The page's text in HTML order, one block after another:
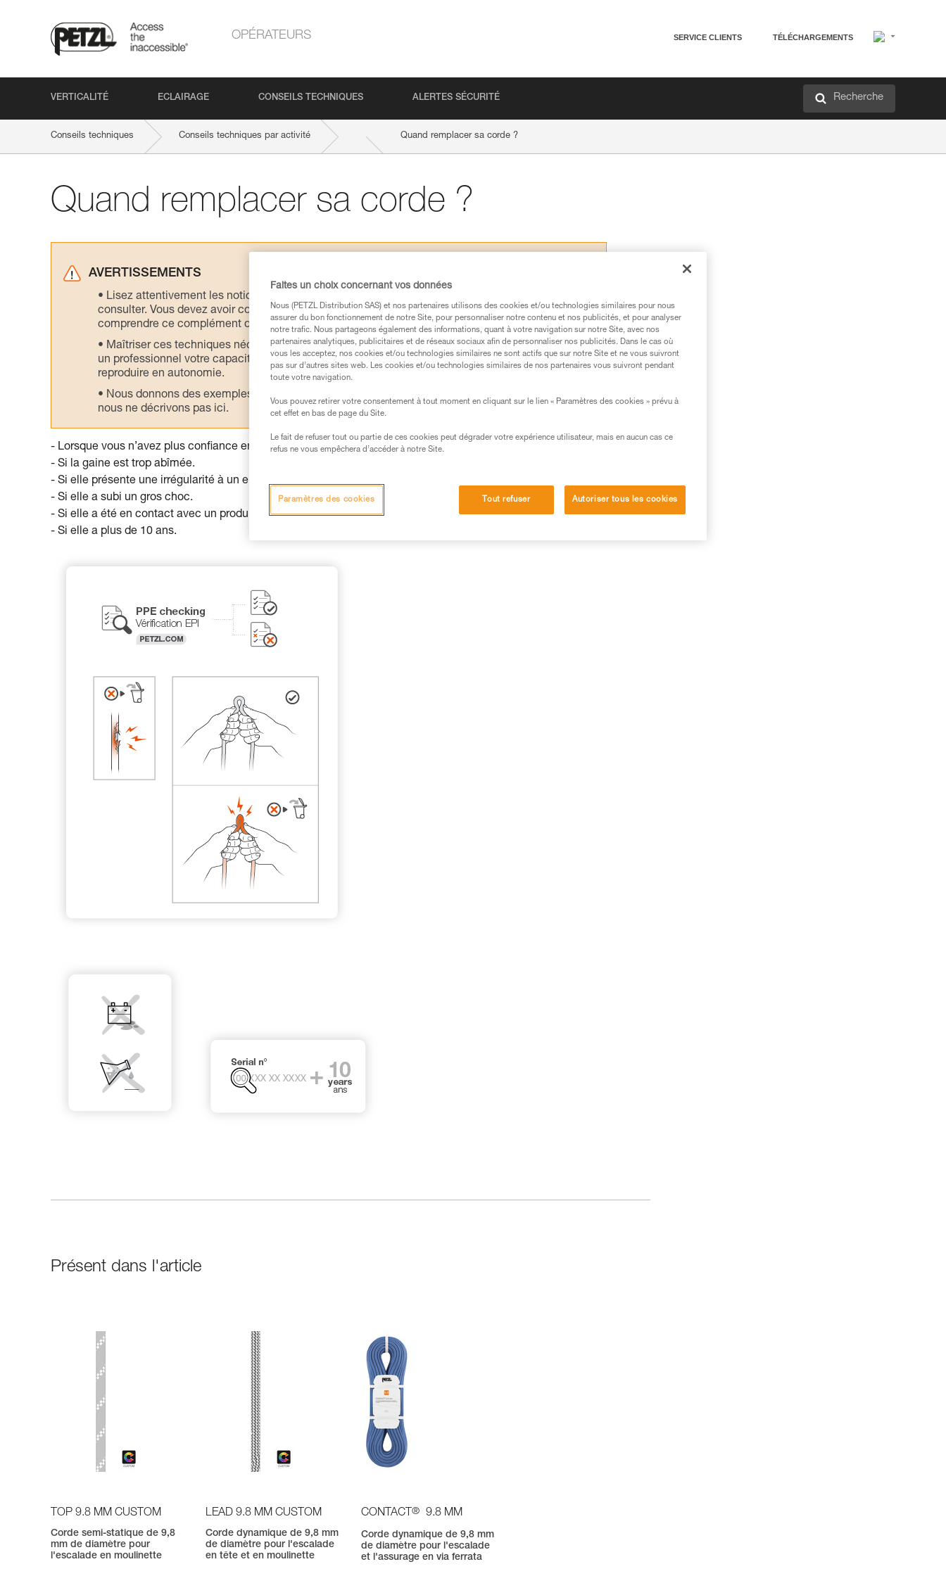
OPÉRATEURS SERVICE CLIENTS TÉLÉCHARGEMENTS
VERTICALITÉ ECLAIRAGE CONSEILS TECHNIQUES ALERTES SÉCURITÉ Recherche
Conseils techniques Conseils techniques par activité Quand remplacer sa corde ?
Quand remplacer sa corde ?
AVERTISSEMENTS
Lisez attentivement les notices techniques des produits utilisés dans ce conseil avant de le
consulter. Vous devez avoir compris les informations de la notice technique pour pouvoir
comprendre ce complément d’informations.
Maîtriser ces techniques nécessite une formation et un entraînement spécifique. Validez avec
un professionnel votre capacité à refaire la manipulation, seul, en toute sécurité, avant de la
reproduire en autonomie.
Nous donnons des exemples de techniques liées à votre activité. Il peut en exister d’autres que
nous ne décrivons pas ici.
- Lorsque vous n’avez plus confiance en elle.
- Si la gaine est trop abîmée.
- Si elle présente une irrégularité à un endroit (hernie).
- Si elle a subi un gros choc.
- Si elle a été en contact avec un produit chimique.
- Si elle a plus de 10 ans.
Présent dans l'article
TOP 9.8 MM CUSTOM
Corde semi-statique de 9,8
mm de diamètre pour
l'escalade en moulinette
LEAD 9.8 MM CUSTOM
Corde dynamique de 9,8 mm
de diamètre pour l'escalade
en tête et en moulinette
CONTACT ® 9.8 MM
Corde dynamique de 9,8 mm
de diamètre pour l'escalade
et l'assurage en via ferrata
Faites un choix concernant vos données
Nous (PETZL Distribution SAS) et nos partenaires utilisons des cookies et/ou technologies similaires pour nous
assurer du bon fonctionnement de notre Site, pour personnaliser notre contenu et nos publicités, et pour analyser
notre trafic. Nous partageons également des informations, quant à votre navigation sur notre Site, avec nos
partenaires analytiques, publicitaires et de réseaux sociaux afin de personnaliser nos publicités. Dans le cas où
vous les acceptez, nos cookies et/ou technologies similaires ne sont actifs que sur notre Site et ne vous suivront
pas sur d’autres sites web. Les cookies et/ou technologies similaires de nos partenaires vous suivront pendant
toute votre navigation.
Vous pouvez retirer votre consentement à tout moment en cliquant sur le lien « Paramètres des cookies » prévu à
cet effet en bas de page du Site.
Le fait de refuser tout ou partie de ces cookies peut dégrader votre expérience utilisateur, mais en aucun cas ce
refus ne vous empêchera d’accéder à notre Site.
Tout refuser Autoriser tous les cookies
Paramètres des cookies